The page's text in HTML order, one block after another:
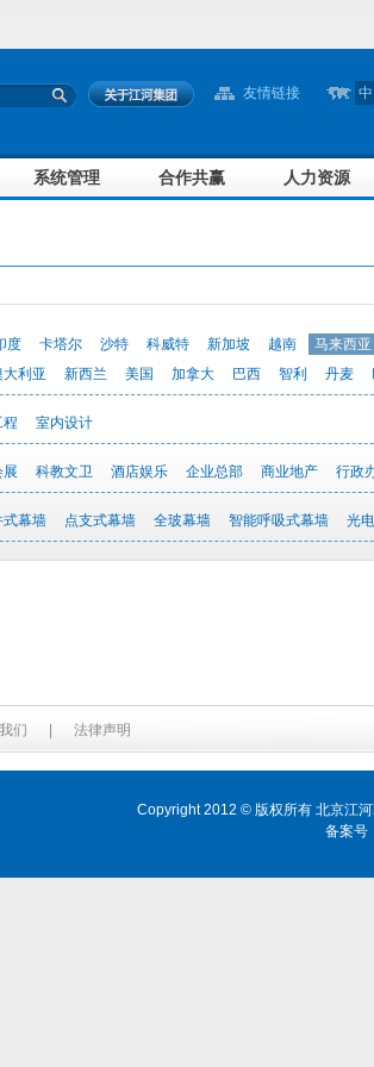
友情链接 中
系统管理 合作共赢 人力资源
度 卡塔尔 沙特 科威特 新加坡 越南
马来西亚
大利亚 新西兰 美国 加拿大 巴西 智利 丹麦
程 室内设计
展 科教文卫 酒店娱乐 企业总部 商业地产 行政
式幕墙 点支式幕墙 全玻幕墙 智能呼吸式幕墙 光
们 法律声明
Copyright 2012 © 版权所有 北京江
备案号